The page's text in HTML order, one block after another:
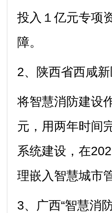
投入１亿元专项
障。
2、陕西省西咸
将智慧消防建设
元，用两年时间
系统建设，在
理嵌入智慧城市
3、广西“智慧消